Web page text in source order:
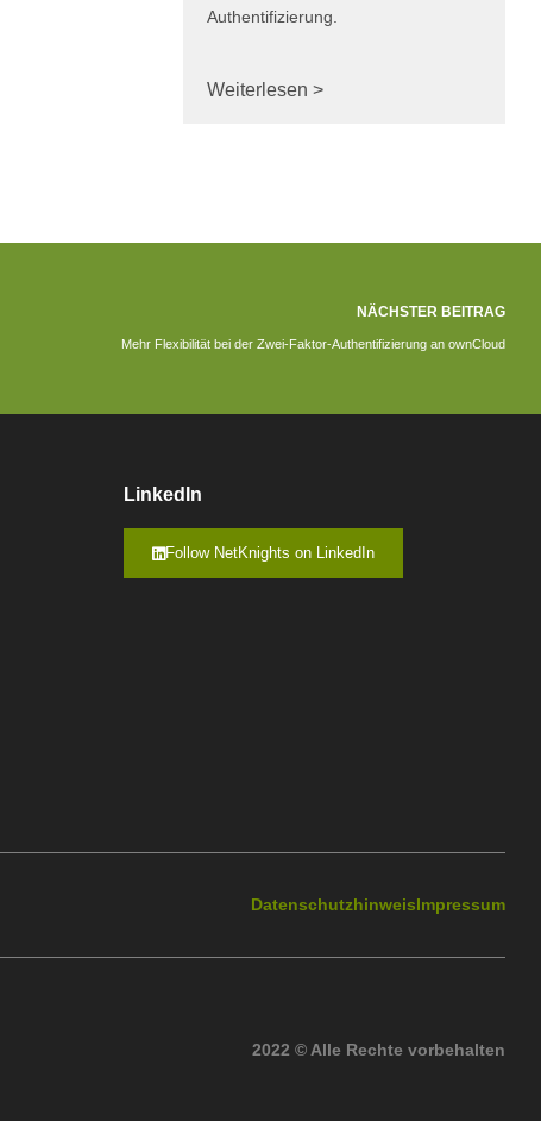
Authentifizierung.
Weiterlesen >
NÄCHSTER BEITRAG
Mehr Flexibilität bei der Zwei-Faktor-Authentifizierung an ownCloud
LinkedIn
Follow NetKnights on LinkedIn
DatenschutzhinweisImpressum
2022 © Alle Rechte vorbehalten